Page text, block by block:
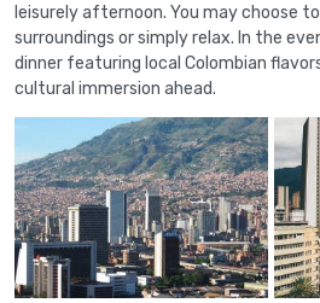
leisurely afternoon. You may choose
surroundings or simply relax. In the
dinner featuring local Colombian
cultural immersion ahead.